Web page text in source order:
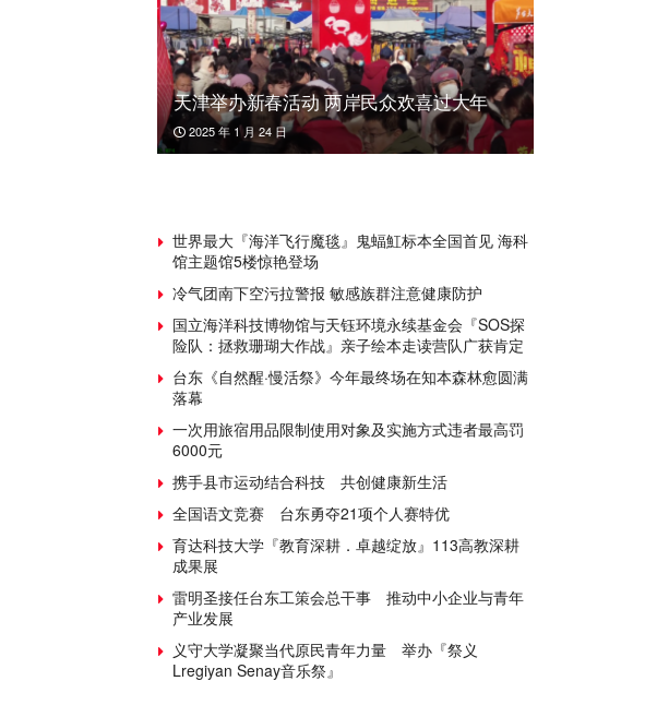
天津举办新春活动 两岸民众欢喜过大年
2025 年 1 月 24 日
世界最大『海洋飞行魔毯』鬼蝠魟标本全国首见 海科
馆主题馆5楼惊艳登场
冷气团南下空污拉警报 敏感族群注意健康防护
国立海洋科技博物馆与天钰环境永续基金会『SOS探
险队：拯救珊瑚大作战』亲子绘本走读营队广获肯定
台东《自然醒·慢活祭》今年最终场在知本森林愈圆满
落幕
一次用旅宿用品限制使用对象及实施方式违者最高罚
6000元
携手县市运动结合科技 共创健康新生活
全国语文竞赛 台东勇夺21项个人赛特优
育达科技大学『教育深耕．卓越绽放』113高教深耕
成果展
雷明圣接任台东工策会总干事 推动中小企业与青年
产业发展
义守大学凝聚当代原民青年力量 举办『祭义
Lregiyan Senay音乐祭』